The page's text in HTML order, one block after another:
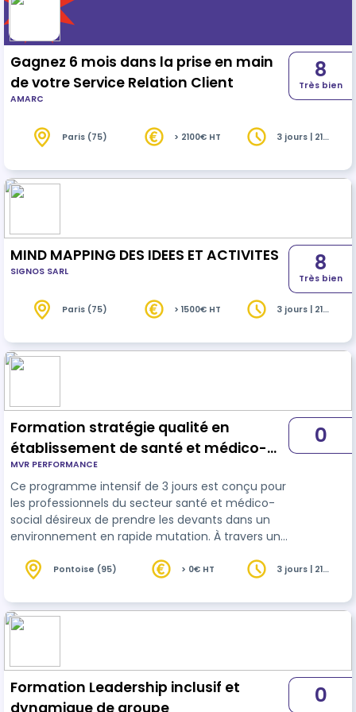
forte TRANSVERSALITÉ . A l'issue de formation vous
saurez : - Identifier les enjeu…
Gagnez 6 mois dans la prise en main
de votre Service Relation Client
AMARC
8
Très bien
Paris (75) > 2100€ HT
3 jours | 21
MIND MAPPING DES IDEES ET ACTIVITES
SIGNOS SARL 8
Très bien
Paris (75) > 1500€ HT
3 jours | 21
Formation stratégie qualité en
établissement de santé et médico-
sociaux
MVR PERFORMANCE
Ce programme intensif de 3 jours est conçu pour
les professionnels du secteur santé et médico-
social désireux de prendre les devants dans un
environnement en rapide mutation. À travers une
approfondies, d'études de cas pratiques, et
développeront des compétences avancées en
stratégie qualité . Ils apprendront à intégrer les
0
Pontoise (95) > 0€ HT
3 jours | 21
Formation Leadership inclusif et
dynamique de groupe
0